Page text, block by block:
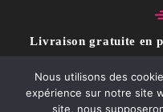
Livraison gratuite en
Nous utilisons des
expérience sur notre site
site, nous